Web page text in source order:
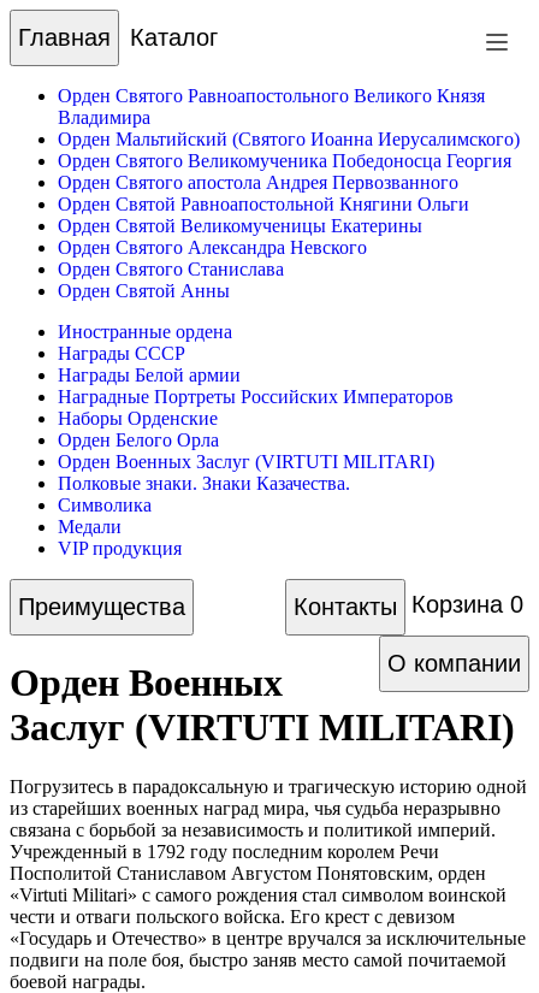
Главная Каталог
Орден Святого Равноапостольного Великого Князя
Владимира
Орден Мальтийский (Святого Иоанна Иерусалимского)
Орден Святого Великомученика Победоносца Георгия
Орден Святого апостола Андрея Первозванного
Орден Святой Равноапостольной Княгини Ольги
Орден Святой Великомученицы Екатерины
Орден Святого Александра Невского
Орден Святого Станислава
Орден Святой Анны
Иностранные ордена
Награды СССР
Награды Белой армии
Наградные Портреты Российских Императоров
Наборы Орденские
Орден Белого Орла
Орден Военных Заслуг (VIRTUTI MILITARI)
Полковые знаки. Знаки Казачества.
Символика
Медали
VIP продукция
Преимущества Корзина 0
Контакты
О компании
Орден Военных
Заслуг (VIRTUTI MILITARI)
Погрузитесь в парадоксальную и трагическую историю одной
из старейших военных наград мира, чья судьба неразрывно
связана с борьбой за независимость и политикой империй.
Учрежденный в 1792 году последним королем Речи
Посполитой Станиславом Августом Понятовским, орден
«Virtuti Militari» с самого рождения стал символом воинской
чести и отваги польского войска. Его крест с девизом
«Государь и Отечество» в центре вручался за исключительные
подвиги на поле боя, быстро заняв место самой почитаемой
боевой награды.